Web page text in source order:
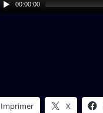
00:00:00
Imprimer X